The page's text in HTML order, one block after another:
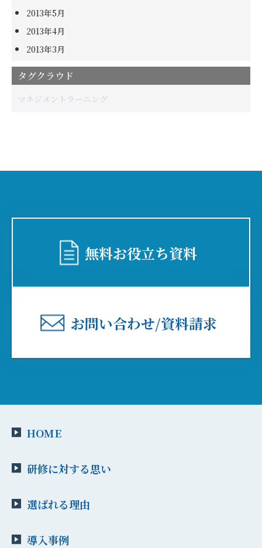
2013年5月
2013年4月
2013年3月
タグクラウド
マネジメント ラーニング
無料お役⽴ち資料
お問い合わせ/資料請求
HOME
研修に対する思い
選ばれる理由
導入事例